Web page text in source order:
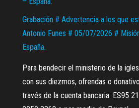
Grabación # Advertencia a los que
Antonio Funes # 05/07/2026 #
España.
Para bendecir el ministerio de la
con sus diezmos, ofrendas o
través de la cuenta bancaria: ES95